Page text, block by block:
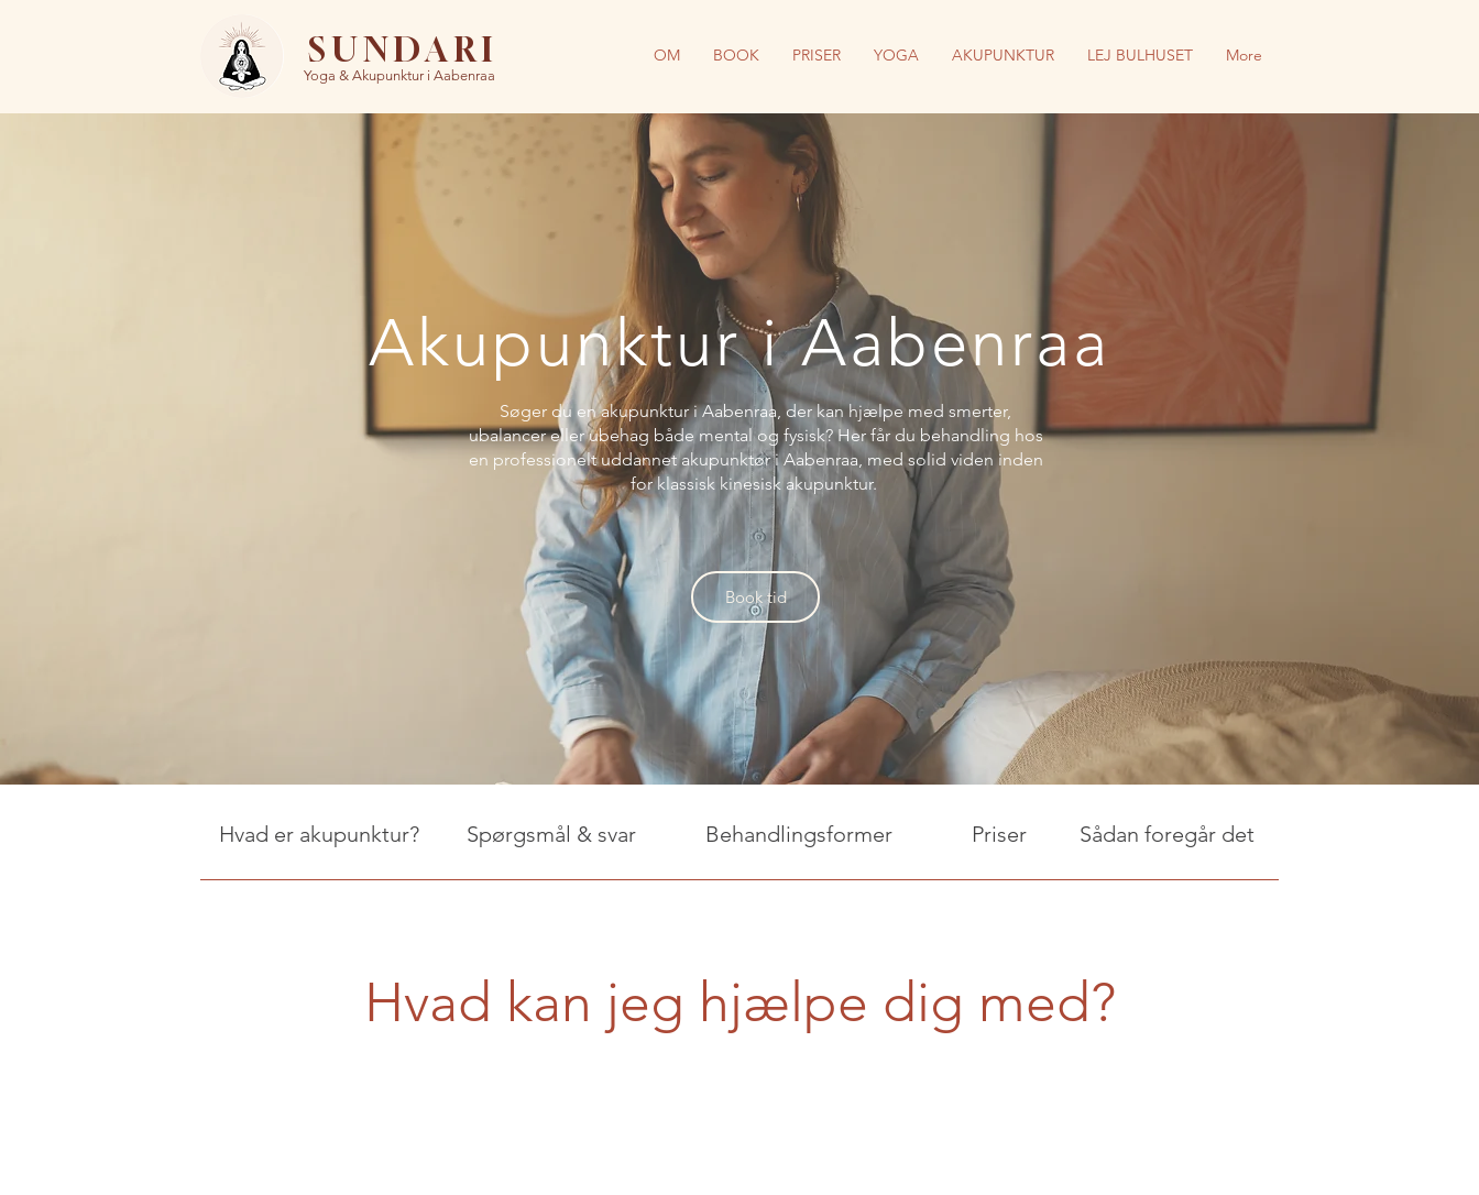
SUNDARI
Yoga & Akupunktur i Aabenraa
OM BOOK PRISER YOGA AKUPUNKTUR LEJ BULHUSET More
Akupunktur i Aabenraa
Søger du en akupunktur i Aabenraa, der kan hjælpe med smerter,
ubalancer eller ubehag både mental og fysisk? Her får du behandling hos
en professionelt uddannet akupunktør i Aabenraa, med solid viden inden
for klassisk kinesisk akupunktur.
Book tid
Hvad er akupunktur? Spørgsmål & svar Behandlingsformer Priser Sådan foregår det
Hvad kan jeg hjælpe dig med?